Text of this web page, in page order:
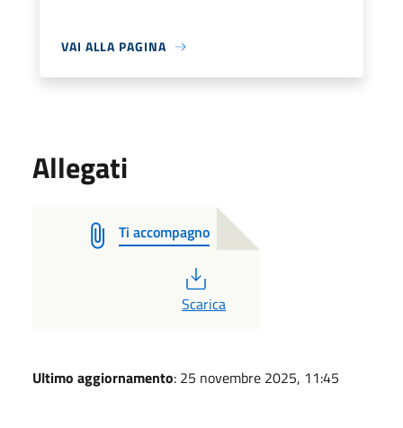
VAI ALLA PAGINA
Allegati
Ti accompagno
PDF
Scarica
Ultimo aggiornamento: 25 novembre 2025, 11:45